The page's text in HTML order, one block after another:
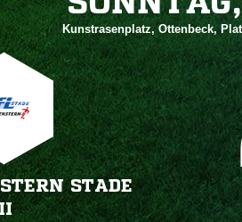
Kunstrasenplatz, Ottenbeck,
STADE